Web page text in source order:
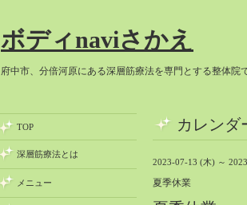
ボディnaviさかえ
府中市、分倍河原にある深層筋療法を専門とする整体院
カレンダ
2023-07-13 (木) ～
夏季休業
TOP
深層筋療法とは
メニュー